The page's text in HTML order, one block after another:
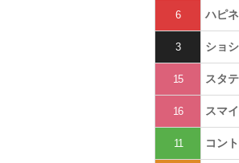
6 ハピ
3 ショ
15 スタ
16 スマ
11 コン